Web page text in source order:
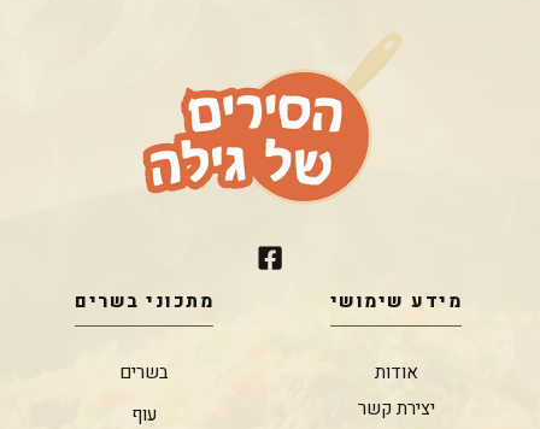
מידע שימושי
אודות
יצירת קשר
מתכוני בשרים
בשרים
עוף